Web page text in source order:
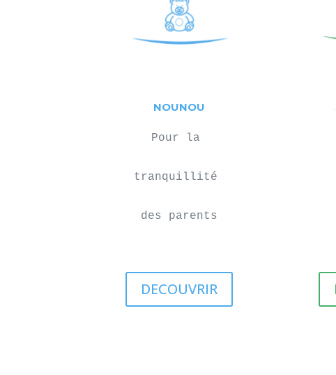
NOUNOU
Pour la
tranquillité
des parents
DECOUVRIR